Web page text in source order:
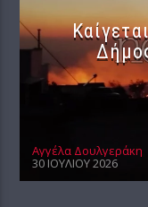
Αγγέλα Δουλγεράκη
30 ΙΟΥΛΊΟΥ 2026